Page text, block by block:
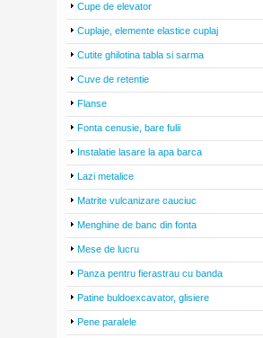
Cupe de elevator
Cuplaje, elemente elastice cuplaj
Cutite ghilotina tabla si sarma
Cuve de retentie
Flanse
Fonta cenusie, bare fulii
Instalatie lasare la apa barca
Lazi metalice
Matrite vulcanizare cauciuc
Menghine de banc din fonta
Mese de lucru
Panza pentru fierastrau cu banda
Patine buldoexcavator, glisiere
Pene paralele